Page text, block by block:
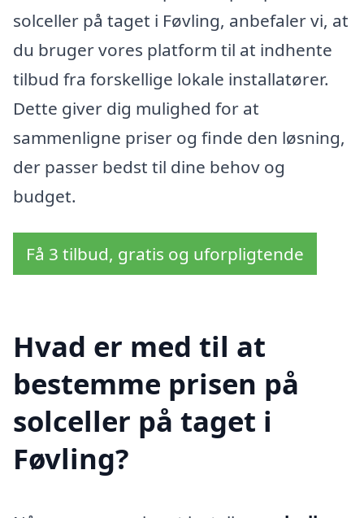
solceller på taget i Føvling, anbefaler vi, at
du bruger vores platform til at indhente
tilbud fra forskellige lokale installatører.
Dette giver dig mulighed for at
sammenligne priser og finde den løsning,
der passer bedst til dine behov og
budget.
Få 3 tilbud, gratis og uforpligtende
Hvad er med til at
bestemme prisen på
solceller på taget i
Føvling?